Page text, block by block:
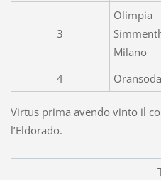
3
Olimpia
Milano
4
Virtus prima avendo vinto il
l’Eldorado.